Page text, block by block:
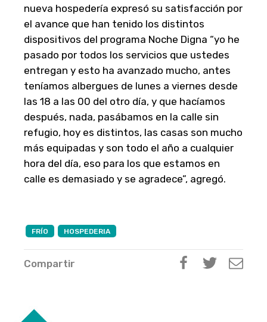
nueva hospedería expresó su satisfacción por
el avance que han tenido los distintos
dispositivos del programa Noche Digna “yo he
pasado por todos los servicios que ustedes
entregan y esto ha avanzado mucho, antes
teníamos albergues de lunes a viernes desde
las 18 a las 00 del otro día, y que hacíamos
después, nada, pasábamos en la calle sin
refugio, hoy es distintos, las casas son mucho
más equipadas y son todo el año a cualquier
hora del día, eso para los que estamos en
calle es demasiado y se agradece”, agregó.
FRÍO HOSPEDERIA
Compartir